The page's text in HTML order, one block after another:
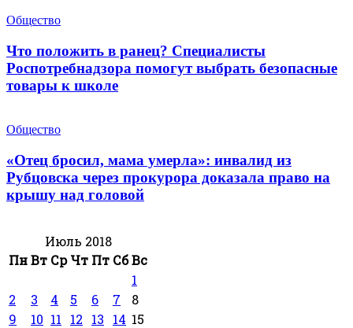
Общество
Что положить в ранец? Специалисты
Роспотребнадзора помогут выбрать безопасные
товары к школе
Общество
«Отец бросил, мама умерла»: инвалид из
Рубцовска через прокурора доказала право на
крышу над головой
Июль 2018
ПнВт Ср Чт Пт СбВс
1
2
3 4 5 6 7
8
9
10 11 12 13 14 15